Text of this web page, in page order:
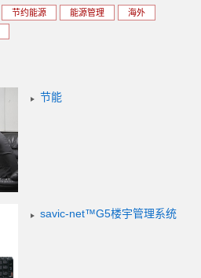
节约能源 能源管理
海外
节能
savic-net™G5楼宇管理系统